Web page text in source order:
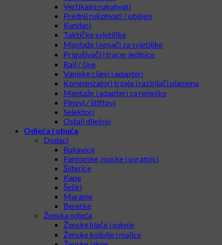
Vertikalni rukohvati
Prednji rukohvati / obloge
Kundaci
Taktičke svjetiljke
Montaže i nosači za svjetiljke
Prigušivači i tracer jedinice
Rail / šine
Vanjske cijevi i adapteri
Kompenzatori trzaja i razbijači plamena
Montaže i adapteri za remnike
Pinovi / štiftovi
Selektori
Ostali dijelovi
Odjeća i obuća
Dodaci
Rukavice
Fantomke, maske i ovratnici
Šilterice
Kape
Šeširi
Marame
Beretke
Ženska odjeća
Ženske hlače i suknje
Ženske košulje i majice